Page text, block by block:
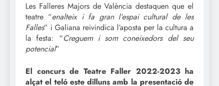
Les Falleres Majors de València destaquen que el
teatre “enalteix i fa gran l’espai cultural de les
Falles” i Galiana reivindica l’aposta per la cultura a
la festa: “Creguem i som coneixedors del seu
potencial”
El concurs de Teatre Faller 2022-2023 ha
alçat el teló este dilluns amb la presentació de